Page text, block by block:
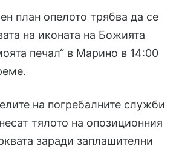
план опелото трябва да се
на иконата на Божията
печал“ в Марино в 14:00
на погребалните служби
тялото на опозиционния
заради заплашителни